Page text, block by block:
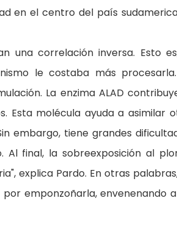
en el centro del país
una correlación inversa. Esto
le costaba más
La enzima ALAD
Esta molécula ayuda a asimilar
embargo, tiene grandes
final, la sobreexposición al
explica Pardo. En otras
emponzoñarla, envenenando